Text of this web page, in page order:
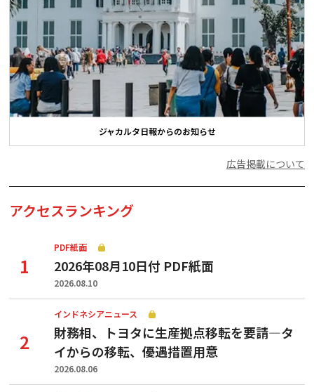
ジャカルタ日報からのお知らせ
広告掲載について
アクセスランキング
PDF紙面
2026年08月10日付 PDF紙面
2026.08.10
インドネシアニュース
財務相、トヨタに生産拠点移転を要請—タ
イからの移転、優遇措置用意
2026.08.06